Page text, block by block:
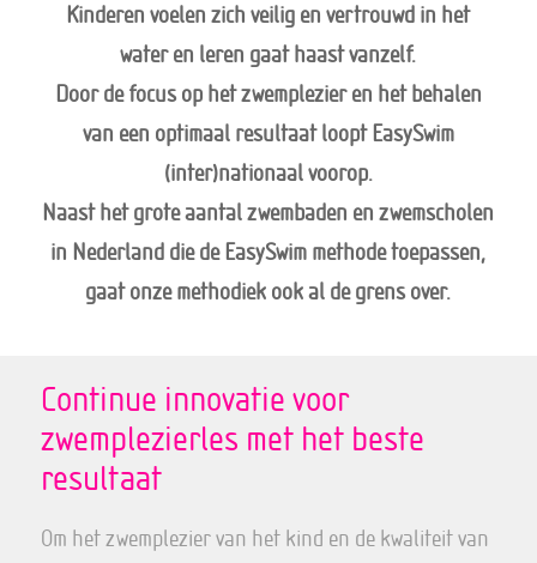
Kinderen voelen zich veilig en vertrouwd in het
water en leren gaat haast vanzelf.
Door de focus op het zwemplezier en het behalen
van een optimaal resultaat loopt EasySwim
(inter)nationaal voorop.
Naast het grote aantal zwembaden en zwemscholen
in Nederland die de EasySwim methode toepassen,
gaat onze methodiek ook al de grens over.
Continue innovatie voor
zwemplezierles met het beste
resultaat
Om het zwemplezier van het kind en de kwaliteit van